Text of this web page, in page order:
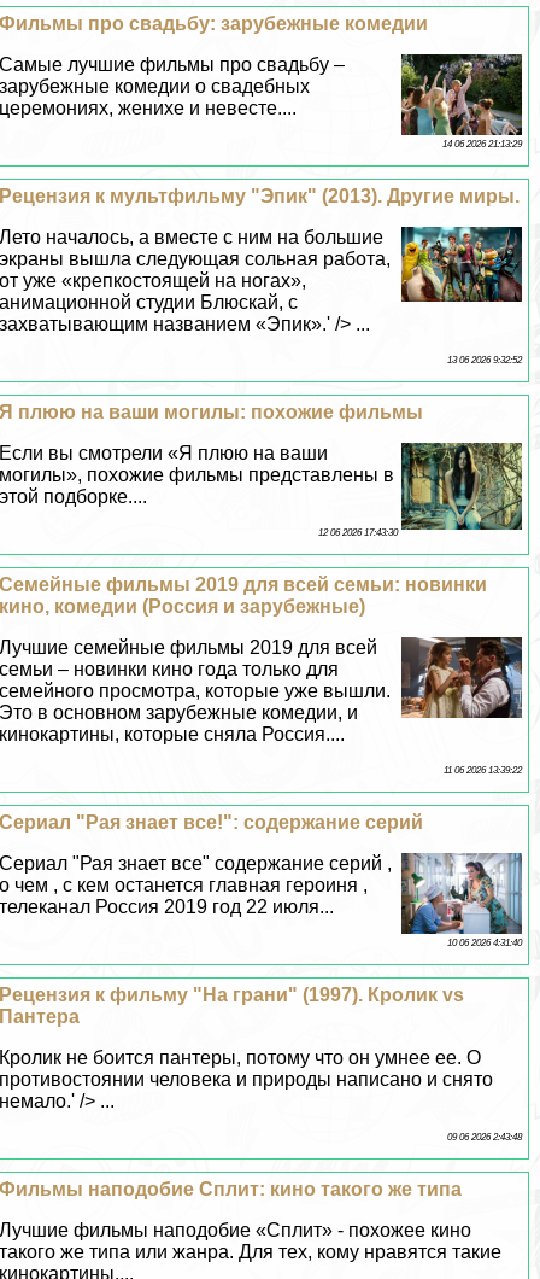
Фильмы про свадьбу: зарубежные комедии
Самые лучшие фильмы про свадьбу –
зарубежные комедии о свадебных
церемониях, женихе и невесте....
14 06 2026 21:13:29
Рецензия к мультфильму "Эпик" (2013). Другие миры.
Лето началось, а вместе с ним на большие
экраны вышла следующая сольная работа,
от уже «крепкостоящей на ногах»,
анимационной студии Блюскай, с
захватывающим названием «Эпик».' /> ...
13 06 2026 9:32:52
Я плюю на ваши могилы: похожие фильмы
Если вы смотрели «Я плюю на ваши
могилы», похожие фильмы представлены в
этой подборке....
12 06 2026 17:43:30
Семейные фильмы 2019 для всей семьи: новинки
кино, комедии (Россия и зарубежные)
Лучшие семейные фильмы 2019 для всей
семьи – новинки кино года только для
семейного просмотра, которые уже вышли.
Это в основном зарубежные комедии, и
кинокартины, которые сняла Россия....
11 06 2026 13:39:22
Сериал "Рая знает все!": содержание серий
Сериал "Рая знает все" содержание серий ,
о чем , с кем останется главная героиня ,
телеканал Россия 2019 год 22 июля...
10 06 2026 4:31:40
Рецензия к фильму "На грани" (1997). Кролик vs
Пантера
Кролик не боится пантеры, потому что он умнее ее. О
противостоянии человека и природы написано и снято
немало.' /> ...
09 06 2026 2:43:48
Фильмы наподобие Сплит: кино такого же типа
Лучшие фильмы наподобие «Сплит» - похожее кино
такого же типа или жанра. Для тех, кому нравятся такие
кинокартины....